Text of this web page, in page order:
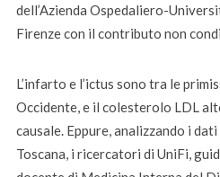
dell’Azienda Ospedaliero-
Firenze con il contributo non
L’infarto e l’ictus sono tra le
Occidente, e il colesterolo LDL
causale. Eppure, analizzando i
Toscana, i ricercatori di UniFi,